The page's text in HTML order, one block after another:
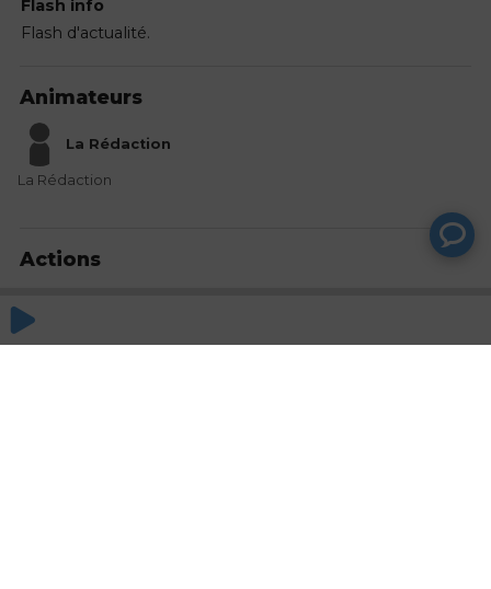
Flash info
Flash d'actualité.
Animateurs
La Rédaction
La Rédaction
Actions